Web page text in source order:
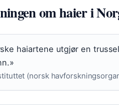
om haier i
haiartene utgjør en
(norsk